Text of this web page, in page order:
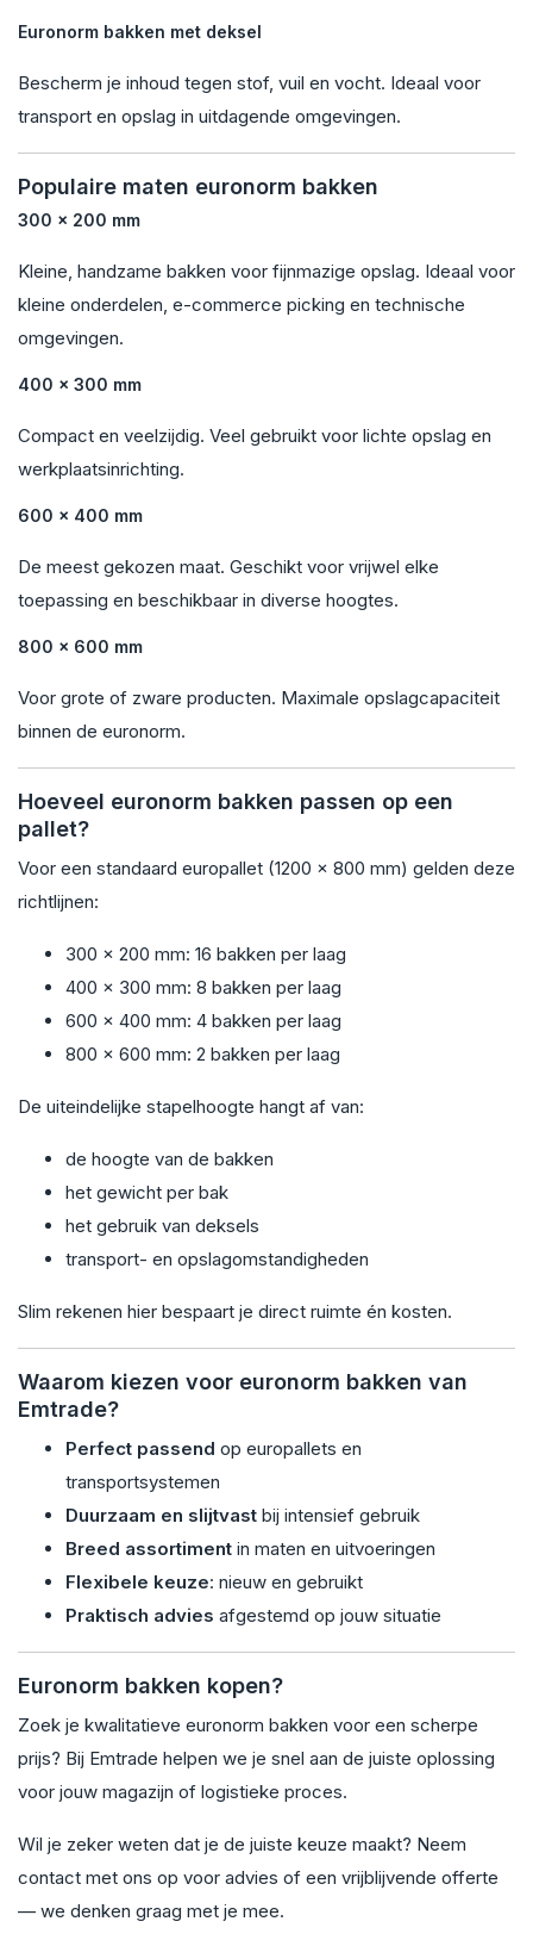
Euronorm bakken met deksel
Bescherm je inhoud tegen stof, vuil en vocht. Ideaal voor
transport en opslag in uitdagende omgevingen.
Populaire maten euronorm bakken
300 x 200 mm
Kleine, handzame bakken voor fijnmazige opslag. Ideaal voor
kleine onderdelen, e-commerce picking en technische
omgevingen.
400 x 300 mm
Compact en veelzijdig. Veel gebruikt voor lichte opslag en
werkplaatsinrichting.
600 x 400 mm
De meest gekozen maat. Geschikt voor vrijwel elke
toepassing en beschikbaar in diverse hoogtes.
800 x 600 mm
Voor grote of zware producten. Maximale opslagcapaciteit
binnen de euronorm.
Hoeveel euronorm bakken passen op een
pallet?
Voor een standaard europallet (1200 x 800 mm) gelden deze
richtlijnen:
300 x 200 mm: 16 bakken per laag
400 x 300 mm: 8 bakken per laag
600 x 400 mm: 4 bakken per laag
800 x 600 mm: 2 bakken per laag
De uiteindelijke stapelhoogte hangt af van:
de hoogte van de bakken
het gewicht per bak
het gebruik van deksels
transport- en opslagomstandigheden
Slim rekenen hier bespaart je direct ruimte én kosten.
Waarom kiezen voor euronorm bakken van
Emtrade?
Perfect passend op europallets en
transportsystemen
Duurzaam en slijtvast bij intensief gebruik
Breed assortiment in maten en uitvoeringen
Flexibele keuze: nieuw en gebruikt
Praktisch advies afgestemd op jouw situatie
Euronorm bakken kopen?
Zoek je kwalitatieve euronorm bakken voor een scherpe
prijs? Bij Emtrade helpen we je snel aan de juiste oplossing
voor jouw magazijn of logistieke proces.
Wil je zeker weten dat je de juiste keuze maakt? Neem
contact met ons op voor advies of een vrijblijvende offerte
— we denken graag met je mee.